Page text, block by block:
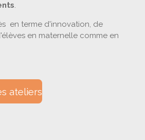
.
en terme d'innovation, de
en maternelle comme en
ateliers